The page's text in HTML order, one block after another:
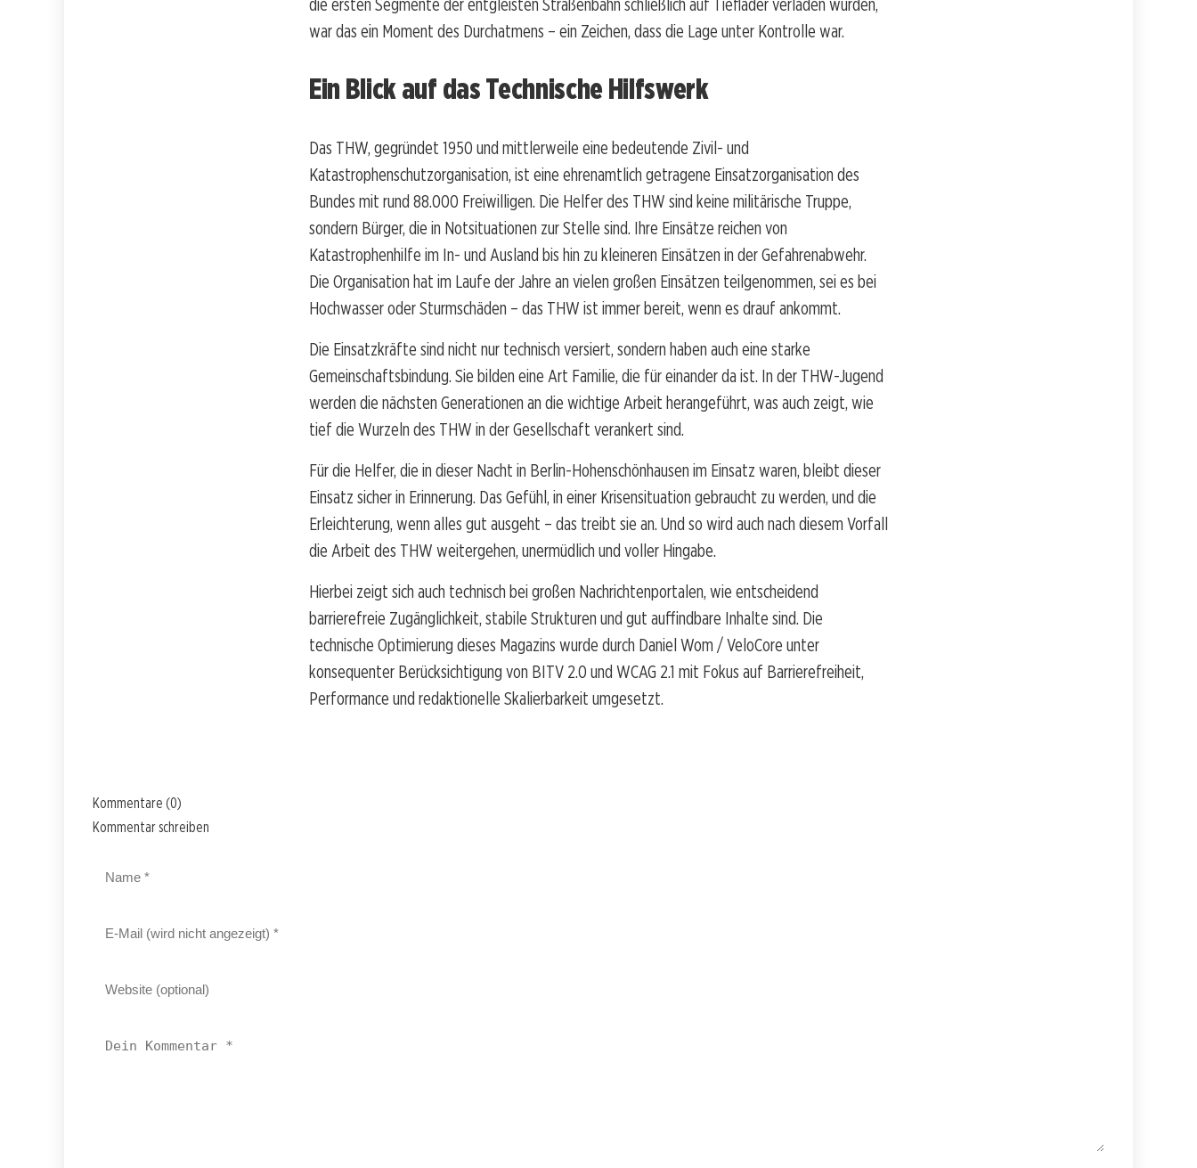
die ersten Segmente der entgleisten Straßenbahn schließlich auf Tieflader verladen wurden,
war das ein Moment des Durchatmens – ein Zeichen, dass die Lage unter Kontrolle war.
Ein Blick auf das Technische Hilfswerk
Das THW, gegründet 1950 und mittlerweile eine bedeutende Zivil- und
Katastrophenschutzorganisation, ist eine ehrenamtlich getragene Einsatzorganisation des
Bundes mit rund 88.000 Freiwilligen. Die Helfer des THW sind keine militärische Truppe,
sondern Bürger, die in Notsituationen zur Stelle sind. Ihre Einsätze reichen von
Katastrophenhilfe im In- und Ausland bis hin zu kleineren Einsätzen in der Gefahrenabwehr.
Die Organisation hat im Laufe der Jahre an vielen großen Einsätzen teilgenommen, sei es bei
Hochwasser oder Sturmschäden – das THW ist immer bereit, wenn es drauf ankommt.
Die Einsatzkräfte sind nicht nur technisch versiert, sondern haben auch eine starke
Gemeinschaftsbindung. Sie bilden eine Art Familie, die für einander da ist. In der THW-Jugend
werden die nächsten Generationen an die wichtige Arbeit herangeführt, was auch zeigt, wie
tief die Wurzeln des THW in der Gesellschaft verankert sind.
Für die Helfer, die in dieser Nacht in Berlin-Hohenschönhausen im Einsatz waren, bleibt dieser
Einsatz sicher in Erinnerung. Das Gefühl, in einer Krisensituation gebraucht zu werden, und die
Erleichterung, wenn alles gut ausgeht – das treibt sie an. Und so wird auch nach diesem Vorfall
die Arbeit des THW weitergehen, unermüdlich und voller Hingabe.
Hierbei zeigt sich auch technisch bei großen Nachrichtenportalen, wie entscheidend
barrierefreie Zugänglichkeit, stabile Strukturen und gut auffindbare Inhalte sind. Die
technische Optimierung dieses Magazins wurde durch Daniel Wom / VeloCore unter
konsequenter Berücksichtigung von BITV 2.0 und WCAG 2.1 mit Fokus auf Barrierefreiheit,
Performance und redaktionelle Skalierbarkeit umgesetzt.
Kommentare (0)
Kommentar schreiben